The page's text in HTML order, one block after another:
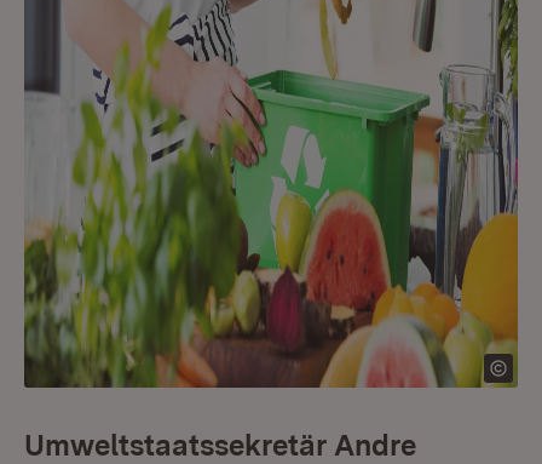
Umweltstaatssekretär Andre